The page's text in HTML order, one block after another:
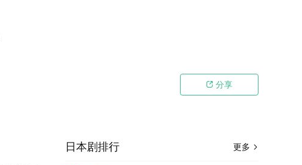
 分享
更多 
日本剧排行